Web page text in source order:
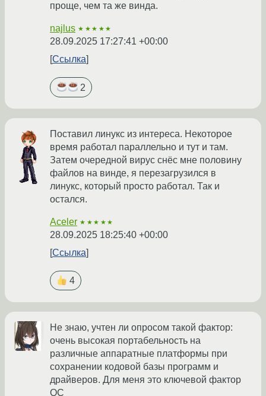
проще, чем та же винда.
najlus ★★★★★
28.09.2025 17:27:41 +00:00
Ссылка
2
Поставил линукс из интереса. Некоторое
время работал параллельно и тут и там.
Затем очередной вирус снёс мне половину
файлов на винде, я перезагрузился в
линукс, который просто работал. Так и
остался.
Aceler ★★★★★
28.09.2025 18:25:40 +00:00
Ссылка
4
Не знаю, учтен ли опросом такой фактор:
очень высокая портабельность на
различные аппаратные платформы при
сохранении кодовой базы программ и
драйверов. Для меня это ключевой фактор
ОС